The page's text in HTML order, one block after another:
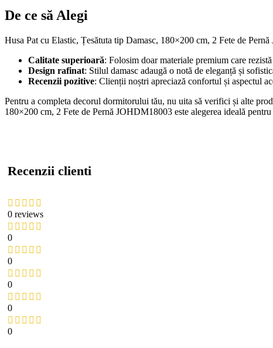
De ce să Alegi
Husa Pat cu Elastic, Țesătuta tip Damasc, 180×200 cm, 2 Fete de
Calitate superioară: Folosim doar materiale premium care
Design rafinat: Stilul damasc adaugă o notă de eleganță și
Recenzii pozitive: Clienții noștri apreciază confortul și aspectul
Pentru a completa decorul dormitorului tău, nu uita să verifici și alte
180×200 cm, 2 Fete de Pernă JOHDM18003 este alegerea ideală
Recenzii clienti
0 reviews
0
0
0
0
0